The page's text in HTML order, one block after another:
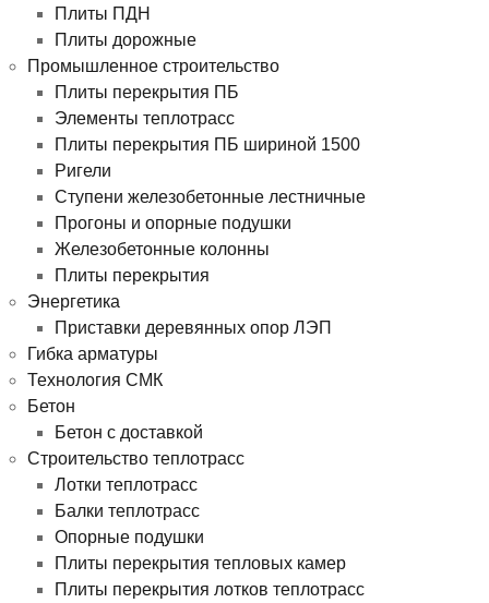
Плиты ПДН
Плиты дорожные
Промышленное строительство
Плиты перекрытия ПБ
Элементы теплотрасс
Плиты перекрытия ПБ шириной 1500
Ригели
Ступени железобетонные лестничные
Прогоны и опорные подушки
Железобетонные колонны
Плиты перекрытия
Энергетика
Приставки деревянных опор ЛЭП
Гибка арматуры
Технология СМК
Бетон
Бетон с доставкой
Строительство теплотрасс
Лотки теплотрасс
Балки теплотрасс
Опорные подушки
Плиты перекрытия тепловых камер
Плиты перекрытия лотков теплотрасс